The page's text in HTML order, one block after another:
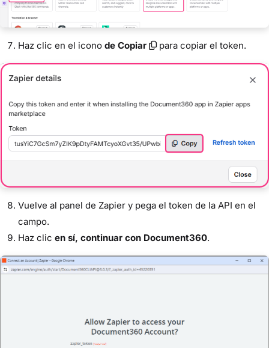
Haz clic en el icono de Copiar para copiar el token.
Vuelve al panel de Zapier y pega el token de la API en el
campo.
Haz clic en sí, continuar con Document360.